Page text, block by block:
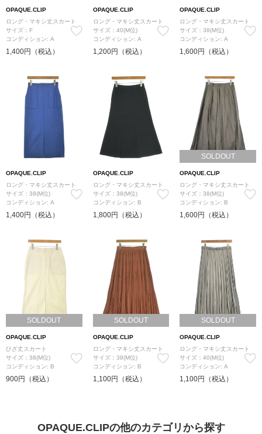
OPAQUE.CLIP
ロング・マキシ丈スカート
サイズ：F
コンディション: A
1,400円（税込）
OPAQUE.CLIP
ロング・マキシ丈スカート
サイズ：40(M位)
コンディション: A
1,200円（税込）
OPAQUE.CLIP
ロング・マキシ丈スカート
サイズ：38(M位)
コンディション: A
1,600円（税込）
OPAQUE.CLIP
ロング・マキシ丈スカート
サイズ：38(M位)
コンディション: A
1,400円（税込）
OPAQUE.CLIP
ロング・マキシ丈スカート
サイズ：38(M位)
コンディション: B
1,800円（税込）
SOLDOUT
OPAQUE.CLIP
ロング・マキシ丈スカート
サイズ：38(M位)
コンディション: B
1,600円（税込）
SOLDOUT
OPAQUE.CLIP
ひざ丈スカート
サイズ：38(M位)
コンディション: B
900円（税込）
SOLDOUT
OPAQUE.CLIP
ロング・マキシ丈スカート
サイズ：38(M位)
コンディション: B
1,100円（税込）
SOLDOUT
OPAQUE.CLIP
ロング・マキシ丈スカート
サイズ：40(M位)
コンディション: A
1,100円（税込）
OPAQUE.CLIPの他のカテゴリから探す